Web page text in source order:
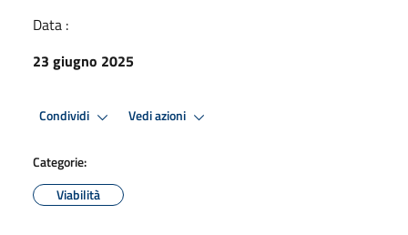
Data :
23 giugno 2025
Condividi Vedi azioni
Categorie:
Viabilità